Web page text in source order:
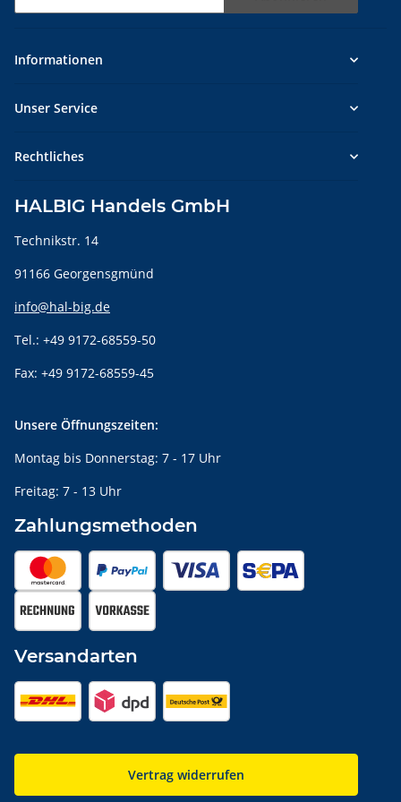
Informationen
Unser Service
Rechtliches
HALBIG Handels GmbH
Technikstr. 14
91166 Georgensgmünd
info@hal-big.de
Tel.: +49 9172-68559-50
Fax: +49 9172-68559-45
Unsere Öffnungszeiten:
Montag bis Donnerstag: 7 - 17 Uhr
Freitag: 7 - 13 Uhr
Zahlungsmethoden
Versandarten
Vertrag widerrufen